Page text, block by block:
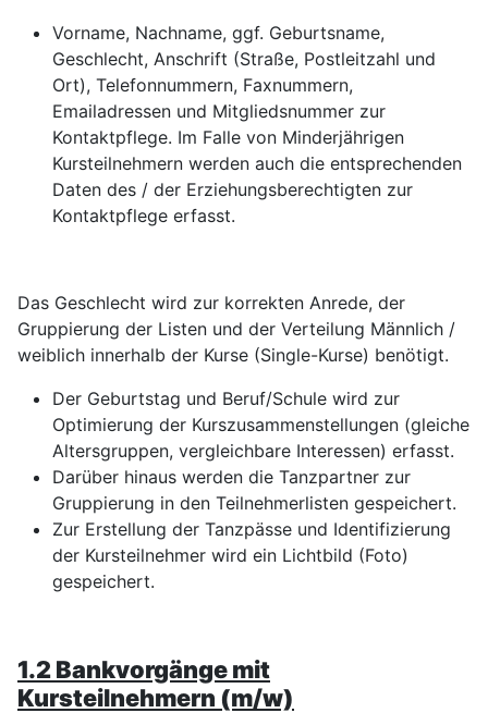
Vorname, Nachname, ggf. Geburtsname,
Geschlecht, Anschrift (Straße, Postleitzahl und
Ort), Telefonnummern, Faxnummern,
Emailadressen und Mitgliedsnummer zur
Kontaktpflege. Im Falle von Minderjährigen
Kursteilnehmern werden auch die entsprechenden
Daten des / der Erziehungsberechtigten zur
Kontaktpflege erfasst.
Das Geschlecht wird zur korrekten Anrede, der
Gruppierung der Listen und der Verteilung Männlich /
weiblich innerhalb der Kurse (Single-Kurse) benötigt.
Der Geburtstag und Beruf/Schule wird zur
Optimierung der Kurszusammenstellungen (gleiche
Altersgruppen, vergleichbare Interessen) erfasst.
Darüber hinaus werden die Tanzpartner zur
Gruppierung in den Teilnehmerlisten gespeichert.
Zur Erstellung der Tanzpässe und Identifizierung
der Kursteilnehmer wird ein Lichtbild (Foto)
gespeichert.
1.2Bankvorgänge mit
Kursteilnehmern (m/w)